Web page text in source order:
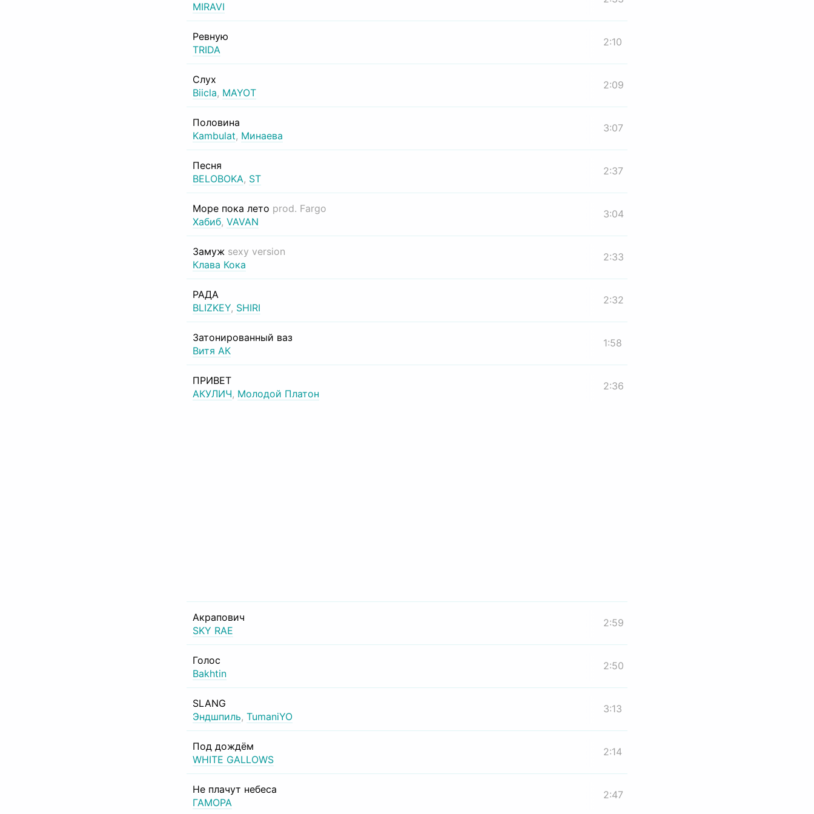
MIRAVI
Ревную
TRIDA
2:10
Слух
Biicla, MAYOT
2:09
Половина
Kambulat, Минаева
3:07
Песня
BELOBOKA, ST
2:37
Море пока лето prod. Fargo
Хабиб, VAVAN
3:04
Замуж sexy version
Клава Кока
2:33
РАДА
BLIZKEY, SHIRI
2:32
Затонированный ваз
Витя АК
1:58
ПРИВЕТ
АКУЛИЧ, Молодой Платон
2:36
Акрапович
SKY RAE
2:59
Голос
Bakhtin
2:50
SLANG
Эндшпиль, TumaniYO
3:13
Под дождём
WHITE GALLOWS
2:14
Не плачут небеса
ГАМОРА
2:47